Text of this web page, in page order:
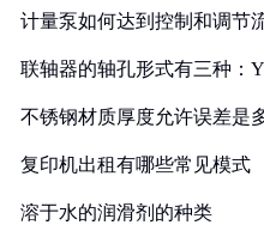
计量泵如何达到控制和调节
联轴器的轴孔形式有三种：
不锈钢材质厚度允许误差是
复印机出租有哪些常见模式
溶于水的润滑剂的种类